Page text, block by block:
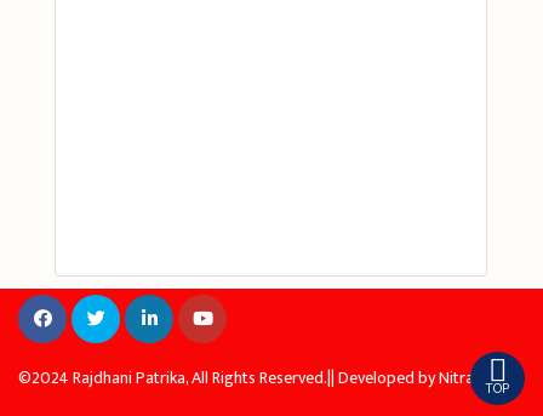
©2024 Rajdhani Patrika, All Rights Reserved.|| Developed byNitra TOP